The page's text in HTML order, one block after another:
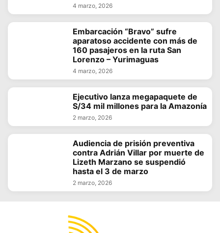
4 marzo, 2026
Embarcación “Bravo” sufre
aparatoso accidente con más de
160 pasajeros en la ruta San
Lorenzo – Yurimaguas
4 marzo, 2026
Ejecutivo lanza megapaquete de
S/34 mil millones para la Amazonía
2 marzo, 2026
Audiencia de prisión preventiva
contra Adrián Villar por muerte de
Lizeth Marzano se suspendió
hasta el 3 de marzo
2 marzo, 2026